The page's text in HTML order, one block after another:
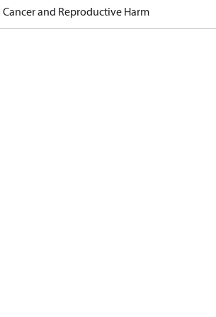
Cancer and Reproductive Harm